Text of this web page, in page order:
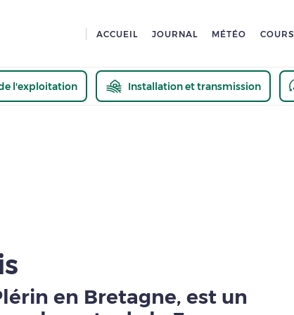
ACCUEIL JOURNAL MÉTÉO COURS
l'exploitation Installation et transmission
en Bretagne, est un